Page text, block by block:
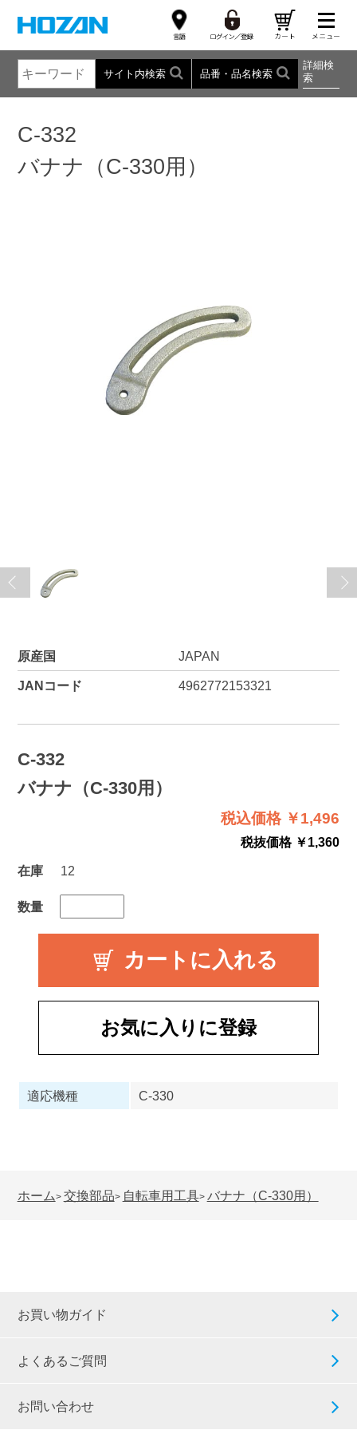
サイト内検索 品番・品名検索
詳細検
索
C-332
バナナ（C-330用）
原産国 JAPAN
JANコード 4962772153321
C-332
バナナ（C-330用）
税込価格 ￥1,496
税抜価格 ￥1,360
在庫
12
数量
お気に入りに登録
適応機種 C-330
ホーム> 交換部品> 自転車用工具> バナナ（C-330用）
お買い物ガイド
よくあるご質問
お問い合わせ